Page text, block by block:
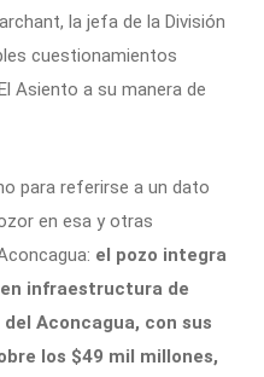
la jefa de la División
cuestionamientos
Asiento a su manera de
para referirse a un dato
en esa y otras
el pozo integra
infraestructura de
Aconcagua, con sus
los $49 mil millones,